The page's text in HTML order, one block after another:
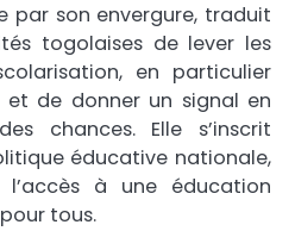
par son envergure, traduit
togolaises de lever les
en particulier
et de donner un signal en
chances. Elle s’inscrit
éducative nationale,
à une éducation
tous.